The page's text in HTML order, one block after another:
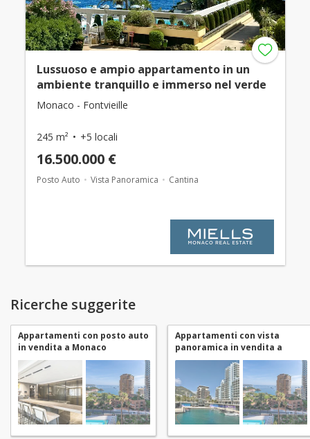
Lussuoso e ampio appartamento in un
ambiente tranquillo e immerso nel verde
Monaco - Fontvieille
245 m² +5 locali
16.500.000 €
Posto Auto Vista Panoramica Cantina
Ricerche suggerite
Appartamenti con posto auto
in vendita a Monaco
Appartamenti con vista
panoramica in vendita a
Monaco